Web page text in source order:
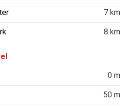
7 km
8 km
0 m
50 m